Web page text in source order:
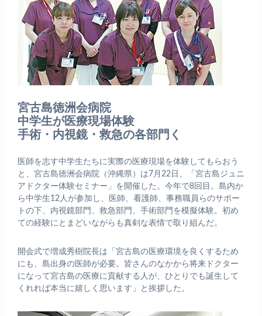
宮古島徳洲会病院
中学生が医療現場体験
手術・内視鏡・救急の各部門く
医師を志す中学生たちに実際の医療現場を体験してもらおう
と、宮古島徳洲会病院（沖縄県）は7月22日、「宮古島ジュニ
アドクター体験セミナー」を開催した。今年で8回目。島内か
ら中学生12人が参加し、医師、看護師、事務職員らのサポー
トの下、内視鏡部門、救急部門、手術部門を模擬体験。初め
ての経験にとまどいながらも真剣な表情で取り組んだ。
開会式で増成秀樹院長は「宮古島の医療環境を良くするため
にも、島出身の医師が必要。皆さんのなかから将来ドクター
になって宮古島の医療に貢献する人が、ひとりでも誕生して
くれれば本当に嬉しく思います」と挨拶した。